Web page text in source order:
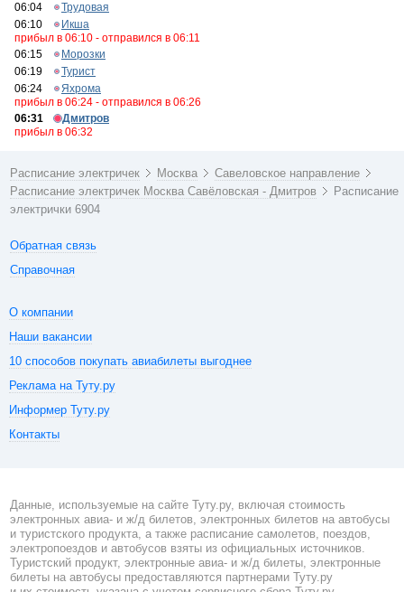
06:04
Трудовая
06:10
Икша
прибыл в 06:10 - отправился в 06:11
06:15
Морозки
06:19
Турист
06:24
Яхрома
прибыл в 06:24 - отправился в 06:26
06:31
Дмитров
прибыл в 06:32
Расписание электричек Москва
Савеловское направление
Расписание электричек Москва Савёловская - Дмитров
Расписание
электрички 6904
Обратная связь
Справочная
О компании
Наши вакансии
10 способов покупать авиабилеты выгоднее
Реклама на Туту.ру
Информер Туту.ру
Контакты
Данные, используемые на сайте Туту.ру, включая стоимость
электронных авиа- и ж/д билетов, электронных билетов на автобусы
и туристского продукта, а также расписание самолетов, поездов,
электропоездов и автобусов взяты из официальных источников.
Туристский продукт, электронные авиа- и ж/д билеты, электронные
билеты на автобусы предоставляются партнерами Туту.ру